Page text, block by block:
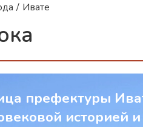
/ Ивате
префектуры
историей